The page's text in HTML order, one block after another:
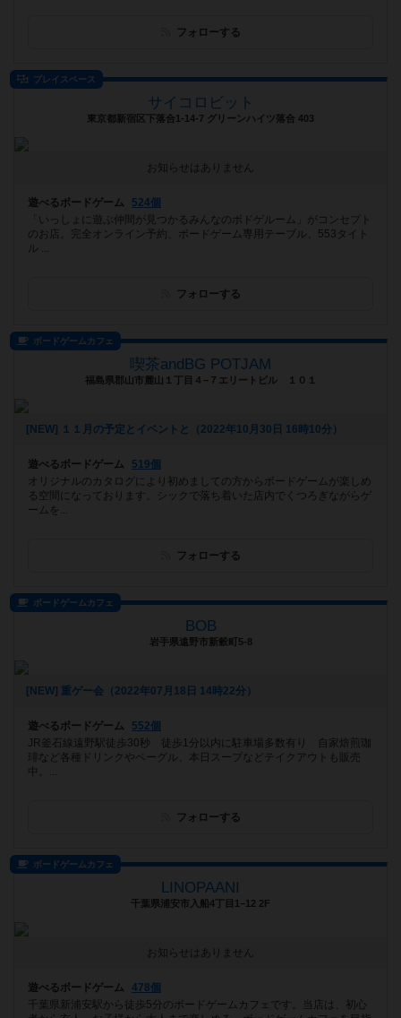
フォローする
プレイスペース
サイコロビット
東京都新宿区下落合1-14-7 グリーンハイツ落合 403
お知らせはありません
遊べるボードゲーム
524個
「いっしょに遊ぶ仲間が見つかるみんなのボドゲルーム」がコンセプト
のお店。完全オンライン予約、ボードゲーム専用テーブル、553タイト
ル ...
フォローする
ボードゲームカフェ
喫茶andBG POTJAM
福島県郡山市麓山１丁目４−７エリートビル １０１
[NEW] １１月の予定とイベントと（2022年10月30日 16時10分）
遊べるボードゲーム
519個
オリジナルのカタログにより初めましての方からボードゲームが楽しめ
る空間になっております。シックで落ち着いた店内でくつろぎながらゲ
ームを...
フォローする
ボードゲームカフェ
BOB
岩手県遠野市新穀町5-8
[NEW] 重ゲー会（2022年07月18日 14時22分）
遊べるボードゲーム
552個
JR釜石線遠野駅徒歩30秒 徒歩1分以内に駐車場多数有り 自家焙煎珈
琲など各種ドリンクやベーグル、本日スープなどテイクアウトも販売
中。...
フォローする
ボードゲームカフェ
LINOPAANI
千葉県浦安市入船4丁目1−12 2F
お知らせはありません
遊べるボードゲーム
478個
千葉県新浦安駅から徒歩5分のボードゲームカフェです。当店は、初心